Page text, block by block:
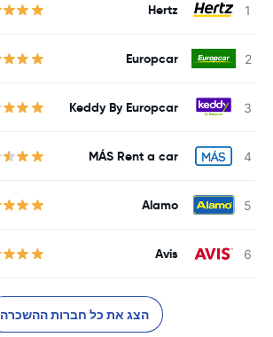
Hertz
Europcar
Keddy By Europcar
MÁS Rent a car
Alamo
Avis
הצג את כל חברות ההשכרה